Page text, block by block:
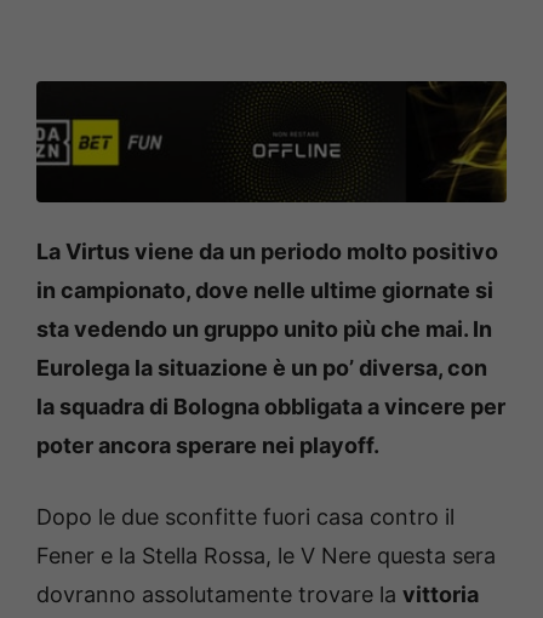
La Virtus viene da un periodo molto positivo
in campionato, dove nelle ultime giornate si
sta vedendo un gruppo unito più che mai. In
Eurolega la situazione è un po’ diversa, con
la squadra di Bologna obbligata a vincere per
poter ancora sperare nei playoff.
Dopo le due sconfitte fuori casa contro il
Fener e la Stella Rossa, le V Nere questa sera
dovranno assolutamente trovare la vittoria